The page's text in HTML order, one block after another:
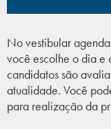
No vestibular
você escolhe o dia e
candidatos são
atualidade. Você
para realização da